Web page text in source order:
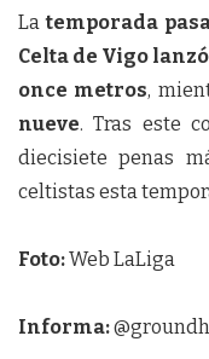
Latemporada
Celta de Vigo lanzó
once metros,
nueve. Tras este
diecisiete penas
celtistas esta
Foto:Web LaLiga
Informa: